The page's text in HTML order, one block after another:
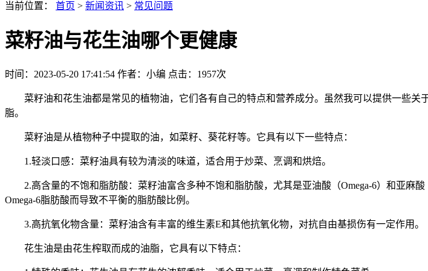
当前位置： 首页 > 新闻资讯 > 常见问题
菜籽油与花生油哪个更健康
时间：2023-05-20 17:41:54 作者：小编 点击： 1957次
菜籽油和花生油都是常见的植物油，它们各有自己的特点和营养成分。虽然我可以提供一些关
脂。
菜籽油是从植物种子中提取的油，如菜籽、葵花籽等。它具有以下一些特点：
1.轻淡口感：菜籽油具有较为清淡的味道，适合用于炒菜、烹调和烘焙。
2.高含量的不饱和脂肪酸：菜籽油富含多种不饱和脂肪酸，尤其是亚油酸（Omega-6）和亚麻
Omega-6脂肪酸而导致不平衡的脂肪酸比例。
3.高抗氧化物含量：菜籽油含有丰富的维生素E和其他抗氧化物，对抗自由基损伤有一定作用。
花生油是由花生榨取而成的油脂，它具有以下特点：